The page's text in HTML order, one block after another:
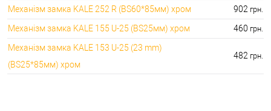
Механізм замка KALE 252 R (BS60*85мм) хром 902 грн.
Механізм замка KALE 155 U-25 (BS25мм) хром 460 грн.
Механізм замка KALE 153 U-25 (23 mm)
(BS25*85мм) хром
482 грн.